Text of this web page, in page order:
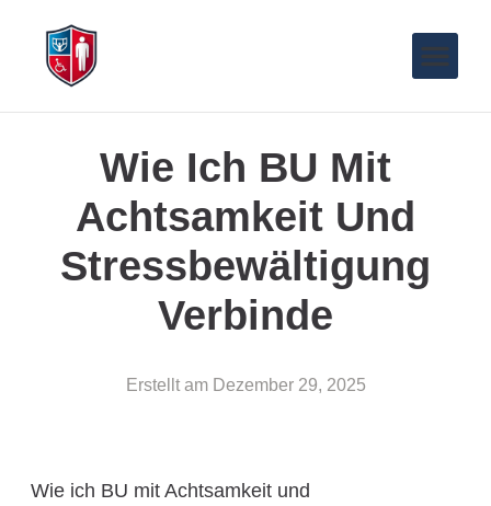
Wie Ich BU Mit
Achtsamkeit Und
Stressbewältigung
Verbinde
Erstellt am Dezember 29, 2025
Wie ich BU mit Achtsamkeit und